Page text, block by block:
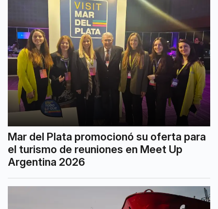
Mar del Plata promocionó su oferta para
el turismo de reuniones en Meet Up
Argentina 2026